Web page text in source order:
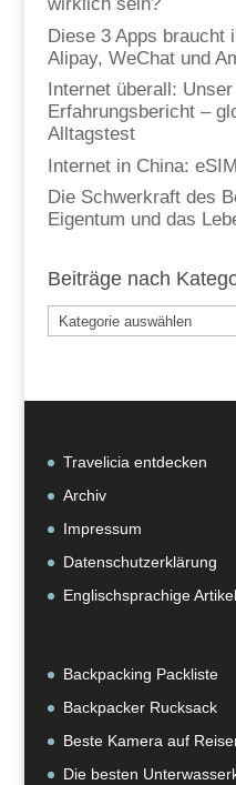
Diese 3 Apps braucht
Alipay, WeChat und
Internet überall:
Erfahrungsbericht –
Alltagstest
Internet in China:
Die Schwerkraft des
Eigentum und das
Beiträge nach
Beiträge
nach
Travelicia entdecken
Archiv
Impressum
Datenschutzerklärung
Englischsprachige Artikel
Backpacking Packliste
Backpacker Rucksack
Beste Kamera auf
Die besten